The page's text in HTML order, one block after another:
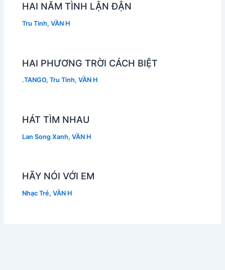
HAI NĂM TÌNH LẬN ĐẬN
Tru Tinh,VẦN H
HAI PHƯƠNG TRỜI CÁCH BIỆT
.TANGO,Tru Tinh,VẦN H
HÁT TÌM NHAU
Lan Song Xanh,VẦN H
HÃY NÓI VỚI EM
Nhạc Trẻ,VẦN H